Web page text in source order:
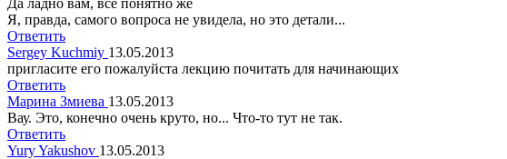
Я, правда, самого вопроса не увидела, но это детали...
Ответить
Sergey Kuchmiy 13.05.2013
пригласите его пожалуйста лекцию почитать для начинающих
Ответить
Марина Змиева 13.05.2013
Вау. Это, конечно очень круто, но... Что-то тут не так.
Ответить
Yury Yakushov 13.05.2013